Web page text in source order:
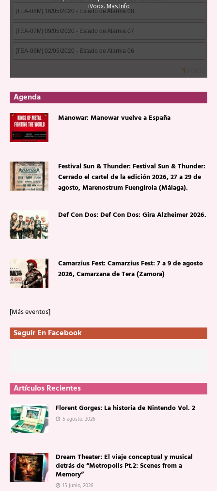
Agenda
Manowar: Manowar vuelve a España
Festival Sun & Thunder: Festival Sun & Thunder:
Cerrado el cartel de la edición 2026, 27 a 29 de
agosto, Marenostrum Fuengirola (Málaga).
Def Con Dos: Def Con Dos: Gira Alzheimer 2026.
Camarzius Fest: Camarzius Fest: 7 a 9 de agosto
2026, Camarzana de Tera (Zamora)
[Más eventos]
Seguir En Facebook
Artículos Recientes
Florent Gorges: La historia de Nintendo Vol. 2
5 agosto, 2026
Dream Theater: El viaje conceptual y musical
detrás de “Metropolis Pt.2: Scenes from a
Memory”
15 junio, 2026